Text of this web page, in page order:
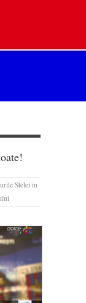
Stelei in